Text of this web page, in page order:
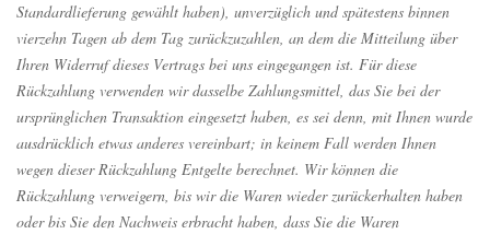
Standardlieferung gewählt haben), unverzüglich und spätestens binnen
vierzehn Tagen ab dem Tag zurückzuzahlen, an dem die Mitteilung über
Ihren Widerruf dieses Vertrags bei uns eingegangen ist. Für diese
Rückzahlung verwenden wir dasselbe Zahlungsmittel, das Sie bei der
ursprünglichen Transaktion eingesetzt haben, es sei denn, mit Ihnen wurde
ausdrücklich etwas anderes vereinbart; in keinem Fall werden Ihnen
wegen dieser Rückzahlung Entgelte berechnet. Wir können die
Rückzahlung verweigern, bis wir die Waren wieder zurückerhalten haben
oder bis Sie den Nachweis erbracht haben, dass Sie die Waren